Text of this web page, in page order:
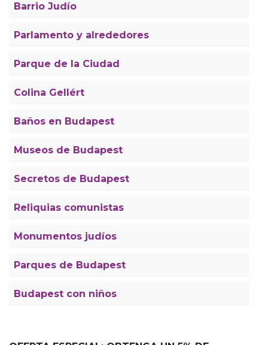
Barrio Judío
Parlamento y alrededores
Parque de la Ciudad
Colina Gellért
Baños en Budapest
Museos de Budapest
Secretos de Budapest
Reliquias comunistas
Monumentos judíos
Parques de Budapest
Budapest con niños